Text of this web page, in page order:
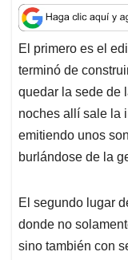
a
t
s
A
p
p
c
e
b
o
o
k
n
k
e
d
I
n
El primero es el
terminó de
quedar la sede de
noches allí sale la
emitiendo unos
burlándose de la
El segundo lugar
donde no
sino también con